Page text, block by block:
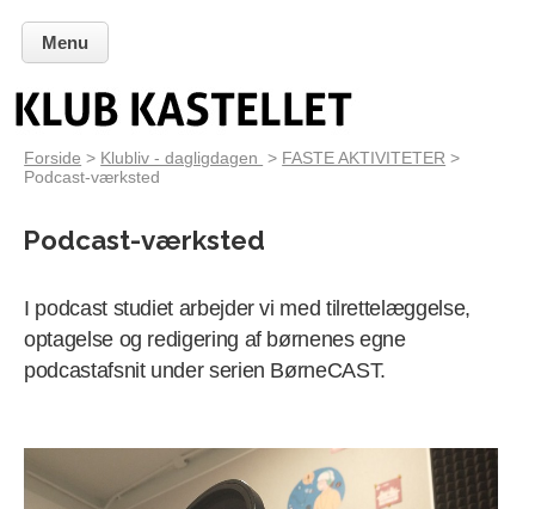
Menu
Forside > Klubliv - dagligdagen > FASTE AKTIVITETER >
Podcast-værksted
Podcast-værksted
I podcast studiet arbejder vi med tilrettelæggelse,
optagelse og redigering af børnenes egne
podcastafsnit under serien BørneCAST.